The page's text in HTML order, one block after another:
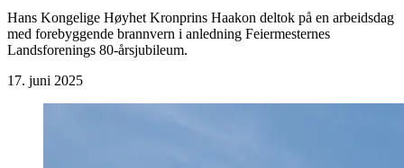
Hans Kongelige Høyhet Kronprins Haakon deltok på en arbeidsdag
med forebyggende brannvern i anledning Feiermesternes
Landsforenings 80-årsjubileum.
17. juni 2025